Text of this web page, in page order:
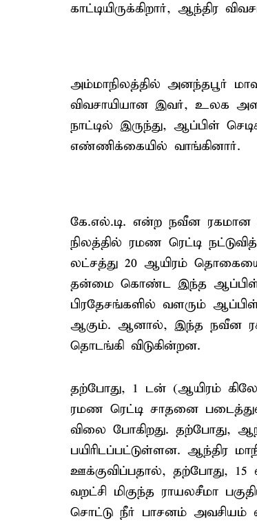
காட்டியிருக்கிறார், ஆந்திர
அம்மாநிலத்தில் அனந்தபூர்
விவசாயியான இவர், உலக
நாட்டில் இருந்து, ஆப்பிள்
எண்ணிக்கையில் வாங்கினார்.
கே.எல்.டி. என்ற நவீன
நிலத்தில் ரமண ரெட்டி
லட்சத்து 20 ஆயிரம்
தன்மை கொண்ட இந்த ஆப்பிள்
பிரதேசங்களில் வளரும்
ஆகும். ஆனால், இந்த நவீன
தொடங்கி விடுகின்றன.
தற்போது, 1 டன் (ஆயிரம்
ரமண ரெட்டி சாதனை
விலை போகிறது. தற்போது,
பயிரிடப்பட்டுள்ளன. ஆந்திர
ஊக்குவிப்பதால், தற்போது, 15
வறட்சி மிகுந்த ராயலசீமா
சொட்டு நீர் பாசனம் அவசியம்